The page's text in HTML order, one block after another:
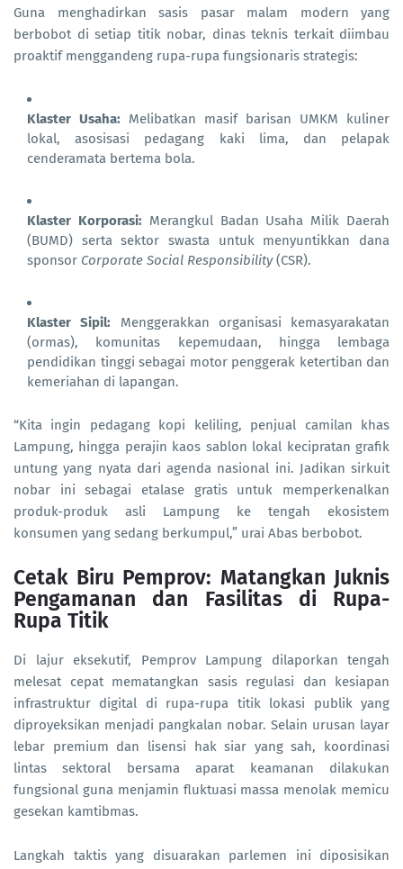
Guna menghadirkan sasis pasar malam modern yang
berbobot di setiap titik nobar, dinas teknis terkait diimbau
proaktif menggandeng rupa-rupa fungsionaris strategis:
Klaster Usaha: Melibatkan masif barisan UMKM kuliner
lokal, asosisasi pedagang kaki lima, dan pelapak
cenderamata bertema bola.
Klaster Korporasi: Merangkul Badan Usaha Milik Daerah
(BUMD) serta sektor swasta untuk menyuntikkan dana
sponsor Corporate Social Responsibility(CSR).
Klaster Sipil: Menggerakkan organisasi kemasyarakatan
(ormas), komunitas kepemudaan, hingga lembaga
pendidikan tinggi sebagai motor penggerak ketertiban dan
kemeriahan di lapangan.
“Kita ingin pedagang kopi keliling, penjual camilan khas
Lampung, hingga perajin kaos sablon lokal kecipratan grafik
untung yang nyata dari agenda nasional ini. Jadikan sirkuit
nobar ini sebagai etalase gratis untuk memperkenalkan
produk-produk asli Lampung ke tengah ekosistem
konsumen yang sedang berkumpul,” urai Abas berbobot.
Cetak Biru Pemprov: Matangkan Juknis
Pengamanan dan Fasilitas di Rupa-
Rupa Titik
Di lajur eksekutif, Pemprov Lampung dilaporkan tengah
melesat cepat mematangkan sasis regulasi dan kesiapan
infrastruktur digital di rupa-rupa titik lokasi publik yang
diproyeksikan menjadi pangkalan nobar. Selain urusan layar
lebar premium dan lisensi hak siar yang sah, koordinasi
lintas sektoral bersama aparat keamanan dilakukan
fungsional guna menjamin fluktuasi massa menolak memicu
gesekan kamtibmas.
Langkah taktis yang disuarakan parlemen ini diposisikan